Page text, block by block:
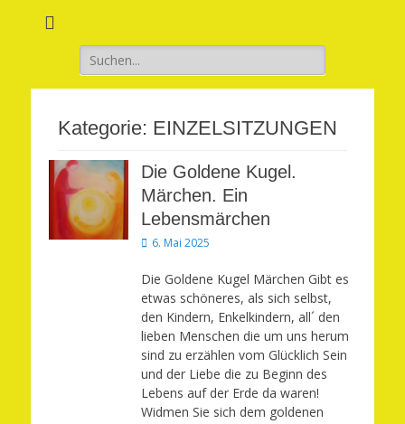
Suchen
nach:
Kategorie: EINZELSITZUNGEN
Die Goldene Kugel.
Märchen. Ein
Lebensmärchen
Veröffentlicht
6. Mai 2025
Die Goldene Kugel Märchen Gibt es
etwas schöneres, als sich selbst,
den Kindern, Enkelkindern, all´ den
lieben Menschen die um uns herum
sind zu erzählen vom Glücklich Sein
und der Liebe die zu Beginn des
Lebens auf der Erde da waren!
Widmen Sie sich dem goldenen